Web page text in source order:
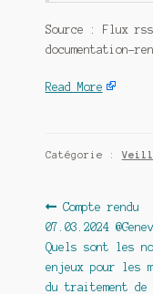
Source : Flux
documentation-
Read More
Catégorie :
de
l’article
Article
précédent :
Compte rendu
07.03.2024
Quels sont les
enjeux pour les
du traitement de